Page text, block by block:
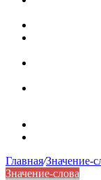
Главная/Значение-
Значение-слова